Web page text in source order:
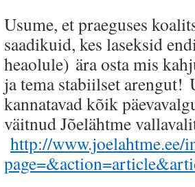
Usume, et praeguses
saadikuid, kes laseksid
heaolule) ära osta mis
ja tema stabiilset arengut!
kannatavad kõik
väitnud Jõelähtme
http://www.joelahtme.ee/